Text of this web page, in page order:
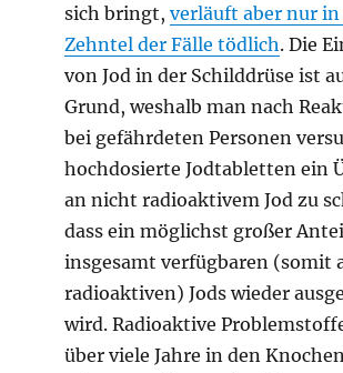
sich bringt,verläuft aber nur
Zehntel der Fälle tödlich. Die
von Jod in der Schilddrüse ist
Grund, weshalb man nach
bei gefährdeten Personen
hochdosierte Jodtabletten ein
an nicht radioaktivem Jod zu
dass ein möglichst großer
insgesamt verfügbaren (somit
radioaktiven) Jods wieder
wird. Radioaktive
über viele Jahre in den